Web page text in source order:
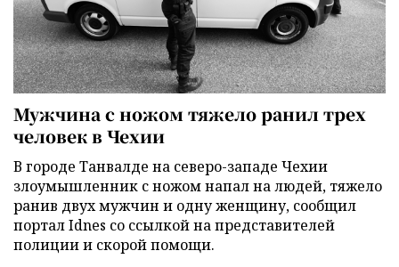
Мужчина с ножом тяжело ранил трех
человек в Чехии
В городе Танвалде на северо-западе Чехии
злоумышленник с ножом напал на людей, тяжело
ранив двух мужчин и одну женщину, сообщил
портал Idnes со ссылкой на представителей
полиции и скорой помощи.